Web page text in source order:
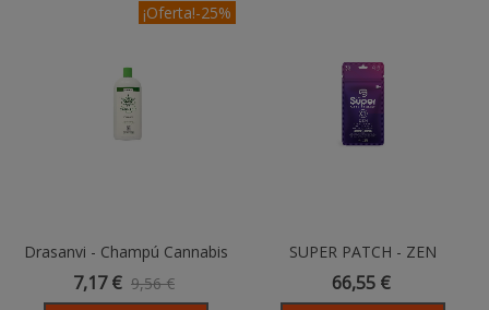
¡Oferta!-25%
Drasanvi - Champú Cannabis
Ecocert Bio - 500ml
7,17 € 9,56 €
SUPER PATCH - ZEN
(CLARIDAD CONSCIENTE) -
30 Parches
66,55 €